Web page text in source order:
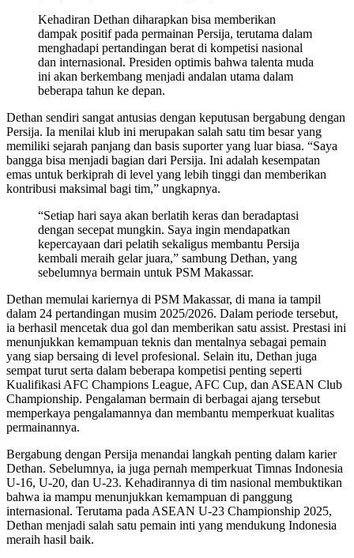
Kehadiran Dethan diharapkan bisa memberikan
dampak positif pada permainan Persija, terutama dalam
menghadapi pertandingan berat di kompetisi nasional
dan internasional. Presiden optimis bahwa talenta muda
ini akan berkembang menjadi andalan utama dalam
beberapa tahun ke depan.
Dethan sendiri sangat antusias dengan keputusan bergabung dengan
Persija. Ia menilai klub ini merupakan salah satu tim besar yang
memiliki sejarah panjang dan basis suporter yang luar biasa. “Saya
bangga bisa menjadi bagian dari Persija. Ini adalah kesempatan
emas untuk berkiprah di level yang lebih tinggi dan memberikan
kontribusi maksimal bagi tim,” ungkapnya.
“Setiap hari saya akan berlatih keras dan beradaptasi
dengan secepat mungkin. Saya ingin mendapatkan
kepercayaan dari pelatih sekaligus membantu Persija
kembali meraih gelar juara,” sambung Dethan, yang
sebelumnya bermain untuk PSM Makassar.
Dethan memulai kariernya di PSM Makassar, di mana ia tampil
dalam 24 pertandingan musim 2025/2026. Dalam periode tersebut,
ia berhasil mencetak dua gol dan memberikan satu assist. Prestasi ini
menunjukkan kemampuan teknis dan mentalnya sebagai pemain
yang siap bersaing di level profesional. Selain itu, Dethan juga
sempat turut serta dalam beberapa kompetisi penting seperti
Kualifikasi AFC Champions League, AFC Cup, dan ASEAN Club
Championship. Pengalaman bermain di berbagai ajang tersebut
memperkaya pengalamannya dan membantu memperkuat kualitas
permainannya.
Bergabung dengan Persija menandai langkah penting dalam karier
Dethan. Sebelumnya, ia juga pernah memperkuat Timnas Indonesia
U-16, U-20, dan U-23. Kehadirannya di tim nasional membuktikan
bahwa ia mampu menunjukkan kemampuan di panggung
internasional. Terutama pada ASEAN U-23 Championship 2025,
Dethan menjadi salah satu pemain inti yang mendukung Indonesia
meraih hasil baik.